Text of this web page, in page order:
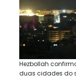
Hezbollah
duas cidades do